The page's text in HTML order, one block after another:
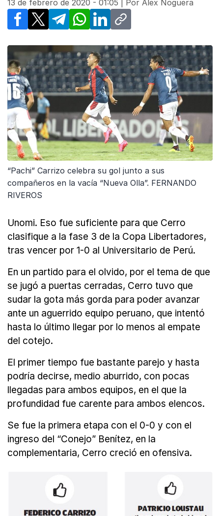
13 de febrero de 2020 - 01:05 | Por Alex Noguera
Facebook
X TelegramWhatsApp
LinkedInCopy link
“Pachi” Carrizo celebra su gol junto a sus
compañeros en la vacía “Nueva Olla”. FERNANDO
RIVEROS
Unomi. Eso fue suficiente para que Cerro
clasifique a la fase 3 de la Copa Libertadores,
tras vencer por 1-0 al Universitario de Perú.
En un partido para el olvido, por el tema de que
se jugó a puertas cerradas, Cerro tuvo que
sudar la gota más gorda para poder avanzar
ante un aguerrido equipo peruano, que intentó
hasta lo último llegar por lo menos al empate
del cotejo.
El primer tiempo fue bastante parejo y hasta
podría decirse, medio aburrido, con pocas
llegadas para ambos equipos, en el que la
profundidad fue carente para ambos elencos.
Se fue la primera etapa con el 0-0 y con el
ingreso del “Conejo” Benítez, en la
complementaria, Cerro creció en ofensiva.